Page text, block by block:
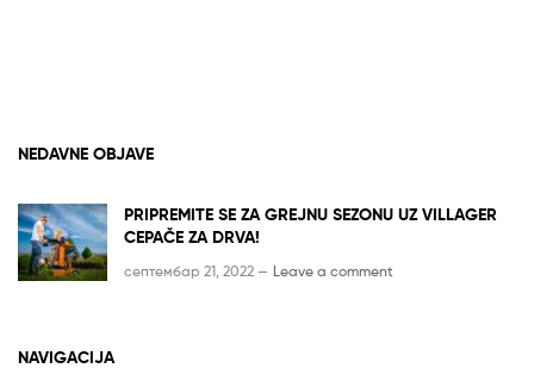
NEDAVNE OBJAVE
PRIPREMITE SE ZA GREJNU SEZONU UZ VILLAGER
CEPAČE ZA DRVA!
септембар 21, 2022 — Leave a comment
NAVIGACIJA